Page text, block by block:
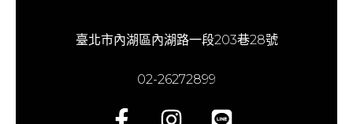
臺北市內湖區內湖路一段203巷28號
02-26272899